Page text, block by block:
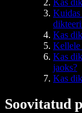
Kas
Kuidas
Kas
Kellele
Kas
jaoks?
Kas
Soovitatud